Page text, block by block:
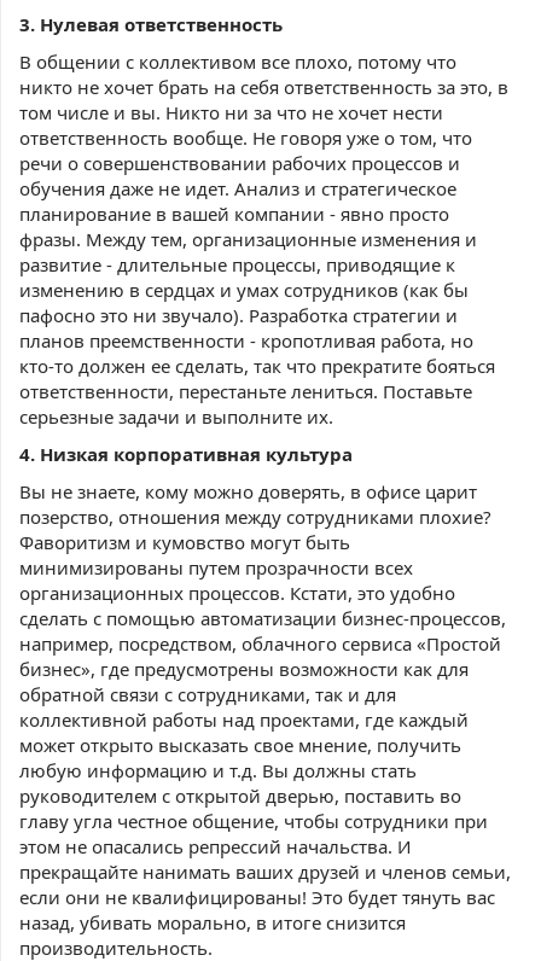
3. Нулевая ответственность
В общении с коллективом все плохо, потому что
никто не хочет брать на себя ответственность за это, в
том числе и вы. Никто ни за что не хочет нести
ответственность вообще. Не говоря уже о том, что
речи о совершенствовании рабочих процессов и
обучения даже не идет. Анализ и стратегическое
планирование в вашей компании - явно просто
фразы. Между тем, организационные изменения и
развитие - длительные процессы, приводящие к
изменению в сердцах и умах сотрудников (как бы
пафосно это ни звучало). Разработка стратегии и
планов преемственности - кропотливая работа, но
кто-то должен ее сделать, так что прекратите бояться
ответственности, перестаньте лениться. Поставьте
серьезные задачи и выполните их.
4. Низкая корпоративная культура
Вы не знаете, кому можно доверять, в офисе царит
позерство, отношения между сотрудниками плохие?
Фаворитизм и кумовство могут быть
минимизированы путем прозрачности всех
организационных процессов. Кстати, это удобно
сделать с помощью автоматизации бизнес-процессов,
например, посредством, облачного сервиса «Простой
бизнес», где предусмотрены возможности как для
обратной связи с сотрудниками, так и для
коллективной работы над проектами, где каждый
может открыто высказать свое мнение, получить
любую информацию и т.д. Вы должны стать
руководителем с открытой дверью, поставить во
главу угла честное общение, чтобы сотрудники при
этом не опасались репрессий начальства. И
прекращайте нанимать ваших друзей и членов семьи,
если они не квалифицированы! Это будет тянуть вас
назад, убивать морально, в итоге снизится
производительность.